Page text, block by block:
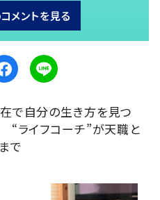
メントを見る
で自分の生き方を見つ
“ライフコーチ”が天職と
で